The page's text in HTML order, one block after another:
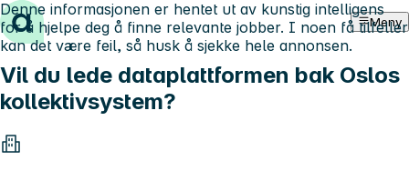
Hopp til innhold Meny
Vil du lede dataplattformen bak Oslos
kollektivsystem?
Denne informasjonen er hentet ut av kunstig intelligens
for å hjelpe deg å finne relevante jobber. I noen få tilfeller
kan det være feil, så husk å sjekke hele annonsen.